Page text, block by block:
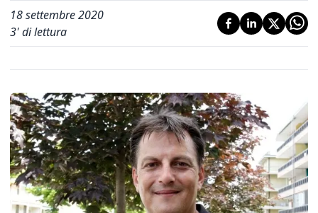
18 settembre 2020
3' di lettura